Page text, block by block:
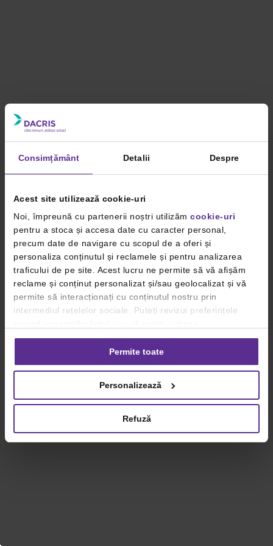
Consimțământ Detalii Despre
Acest site utilizează cookie-uri
Noi, împreună cu partenerii noștri utilizăm cookie-uri
pentru a stoca și accesa date cu caracter personal,
precum date de navigare cu scopul de a oferi și
personaliza conținutul și reclamele și pentru analizarea
traficului de pe site. Acest lucru ne permite să vă afișăm
reclame și conținut personalizat și/sau geolocalizat și vă
permite să interacționați cu conținutul nostru prin
intermediul rețelelor sociale. Puteți revizui preferințele
consimțământul oricând, făcând click pe linkul către
setările dvs. de cookie-uri.
privind utilizarea modulelor cookie.Detalii
Permite toate
Personalizează
Refuză